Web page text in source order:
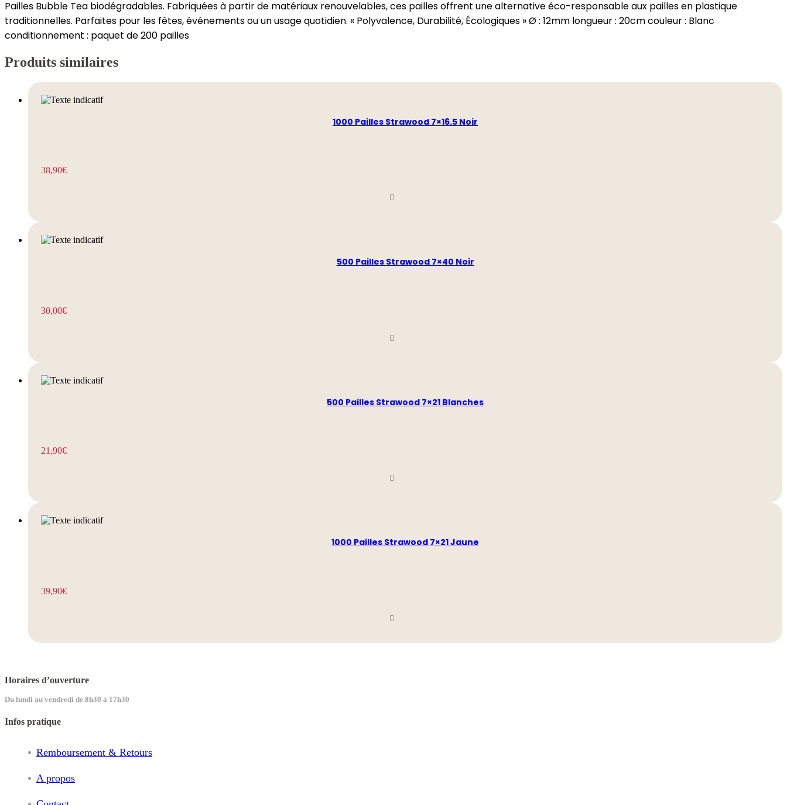
Pailles Bubble Tea biodégradables. Fabriquées à partir de matériaux renouvelables, ces pailles offrent une alternative éco-responsable aux pailles en plastique
traditionnelles. Parfaites pour les fêtes, événements ou un usage quotidien. « Polyvalence, Durabilité, Écologiques » Ø : 12mm longueur : 20cm couleur : Blanc
conditionnement : paquet de 200 pailles
Produits similaires
1000 Pailles Strawood 7×16.5 Noir
38,90€
500 Pailles Strawood 7×40 Noir
30,00€
500 Pailles Strawood 7×21 Blanches
21,90€
1000 Pailles Strawood 7×21 Jaune
39,90€
Horaires d’ouverture
Du lundi au vendredi de 8h30 à 17h30
Infos pratique
Remboursement & Retours
A propos